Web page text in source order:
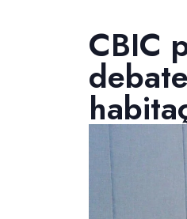
CBIC